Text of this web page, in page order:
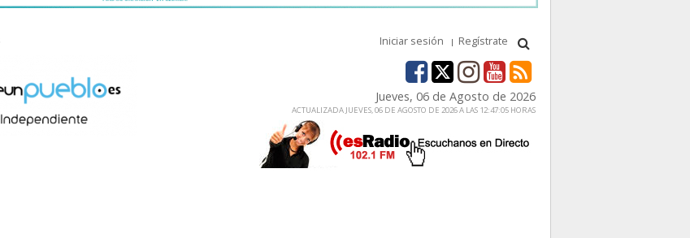
Iniciar sesión Regístrate
Jueves, 06 de Agosto de 2026
ACTUALIZADA JUEVES, 06 DE AGOSTO DE 2026 A LAS 12:47:05 HORAS